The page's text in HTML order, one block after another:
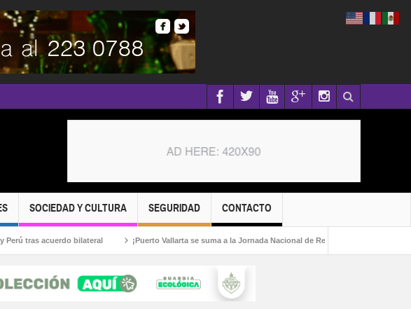
SOCIEDAD Y CULTURA SEGURIDAD CONTACTO
acuerdo bilateral ¡Puerto Vallarta se suma a la Jornada Nacional de Reforestación 2026!